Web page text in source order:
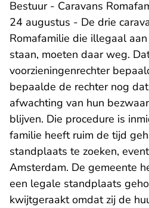
Bestuur - Caravans
24 augustus - De drie
Romafamilie die illegaal
staan, moeten daar weg.
voorzieningenrechter
bepaalde de rechter nog
afwachting van hun
blijven. Die procedure is
familie heeft ruim de tijd
standplaats te zoeken,
Amsterdam. De gemeente
een legale standplaats
kwijtgeraakt omdat zij de